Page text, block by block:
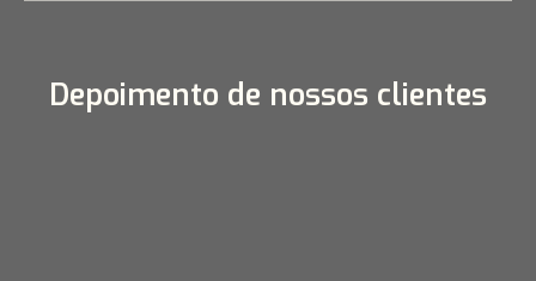
Depoimento de nossos clientes